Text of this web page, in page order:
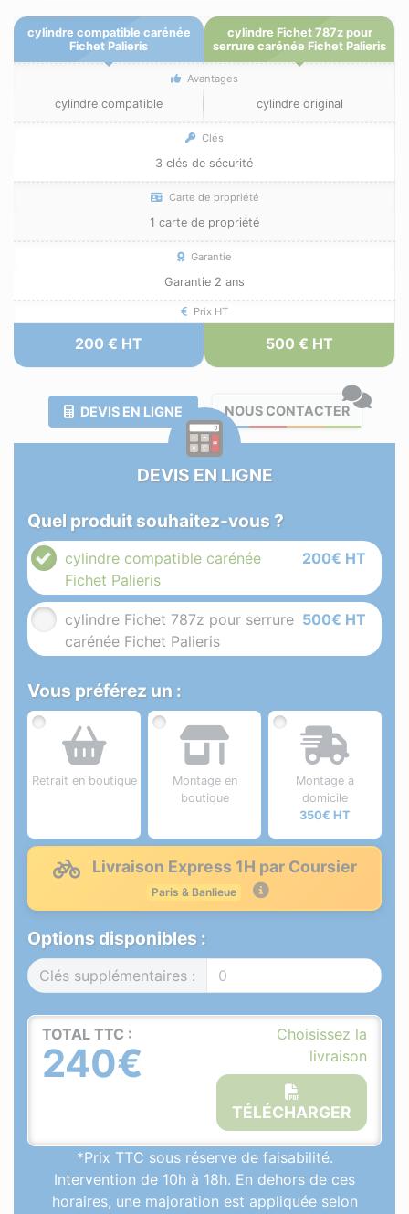
cylindre compatible carénée
Fichet Palieris
cylindre Fichet 787z pour
serrure carénée Fichet Palieris
Avantages
cylindre compatible cylindre original
Clés
3 clés de sécurité
Carte de propriété
1 carte de propriété
Garantie
Garantie 2 ans
Prix HT
200 € HT 500 € HT
DEVIS EN LIGNE NOUS CONTACTER
DEVIS EN LIGNE
Quel produit souhaitez-vous ?
cylindre compatible carénée
Fichet Palieris
200€ HT
cylindre Fichet 787z pour serrure
carénée Fichet Palieris
500€ HT
Vous préférez un :
Retrait en boutique
Montage en
boutique
Montage à
domicile
350€ HT
Livraison Express 1H par Coursier
Paris & Banlieue
Options disponibles :
Clés supplémentaires :
TOTAL TTC :
240€
Choisissez la
livraison
TÉLÉCHARGER
*Prix TTC sous réserve de faisabilité.
Intervention de 10h à 18h. En dehors de ces
horaires, une majoration est appliquée selon